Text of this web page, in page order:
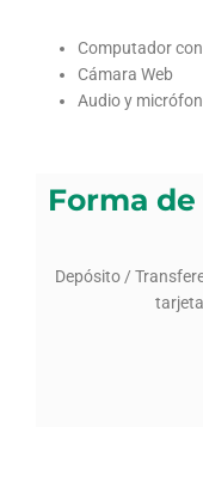
Computador
Cámara Web
Audio y
Forma de
Depósito /